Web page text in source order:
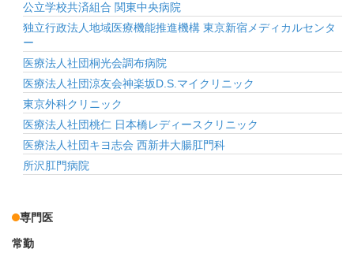
公立学校共済組合 関東中央病院
独立行政法人地域医療機能推進機構 東京新宿メディカルセンタ
ー
医療法人社団桐光会調布病院
医療法人社団涼友会神楽坂D.S.マイクリニック
東京外科クリニック
医療法人社団桃仁 日本橋レディースクリニック
医療法人社団キヨ志会 西新井大腸肛門科
所沢肛門病院
専門医
常勤